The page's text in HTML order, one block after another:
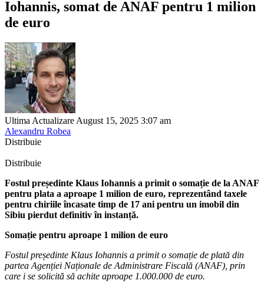
Iohannis, somat de ANAF pentru 1 milion
de euro
Ultima Actualizare August 15, 2025 3:07 am
Alexandru Robea
Distribuie
Distribuie
Fostul președinte Klaus Iohannis a primit o somație de la ANAF
pentru plata a aproape 1 milion de euro, reprezentând taxele
pentru chiriile încasate timp de 17 ani pentru un imobil din
Sibiu pierdut definitiv în instanță.
Somație pentru aproape 1 milion de euro
Fostul președinte Klaus Iohannis a primit o somație de plată din
partea Agenției Naționale de Administrare Fiscală (ANAF), prin
care i se solicită să achite aproape 1.000.000 de euro.